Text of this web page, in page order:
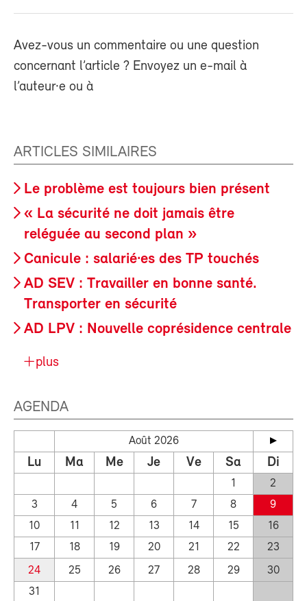
Avez-vous un commentaire ou une question
concernant l’article ? Envoyez un e-mail à
l’auteur·e ou à
ARTICLES SIMILAIRES
Le problème est toujours bien présent
« La sécurité ne doit jamais être
reléguée au second plan »
Canicule : salarié·es des TP touchés
AD SEV : Travailler en bonne santé.
Transporter en sécurité
AD LPV : Nouvelle coprésidence centrale
plus
AGENDA
Août 2026
Lu Ma Me Je Ve Sa Di
1
2
3
4 5 6 7 8
9
10
11 12 13 14 15
16
17
18 19 20 21 22
23
24
25 26 27 28 29
30
31